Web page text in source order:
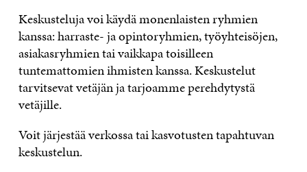
Keskusteluja voi käydä monenlaisten ryhmien
kanssa: harraste- ja opintoryhmien, työyhteisöjen,
asiakasryhmien tai vaikkapa toisilleen
tuntemattomien ihmisten kanssa. Keskustelut
tarvitsevat vetäjän ja tarjoamme perehdytystä
vetäjille.
Voit järjestää verkossa tai kasvotusten tapahtuvan
keskustelun.